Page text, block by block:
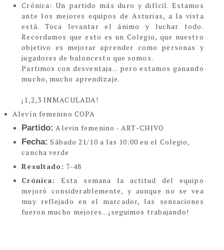
Crónica: Un partido más duro y difícil. Estamos
ante los mejores equipos de Asturias, a la vista
está. Toca levantar el ánimo y luchar todo.
Recordamos que esto es un Colegio, que nuestro
objetivo es mejorar aprender como personas y
jugadores de baloncesto que somos.
Partimos con desventaja... pero estamos ganando
mucho, mucho aprendizaje.
¡1,2,3 INMACULADA!
Alevín femenino COPA
Partido: Alevin femenino - ART-CHIVO
Fecha: Sábado 21/10 a las 10:00 en el Colegio,
cancha verde
Resultado: 7-48
Crónica:
Esta semana la actitud del equipo
mejoró considerablemente, y aunque no se vea
muy reflejado en el marcador, las sensaciones
fueron mucho mejores...¡seguimos trabajando!